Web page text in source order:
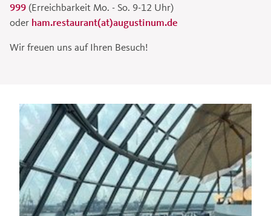
999 (Erreichbarkeit Mo. - So. 9-12 Uhr)
oder ham.restaurant(at)augustinum.de
Wir freuen uns auf Ihren Besuch!